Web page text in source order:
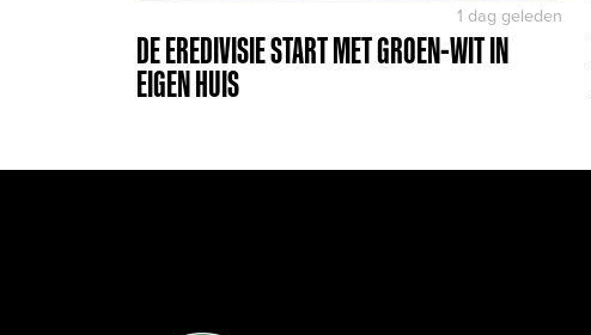
1 dag geleden
DE EREDIVISIE START MET GROEN-WIT IN
EIGEN HUIS